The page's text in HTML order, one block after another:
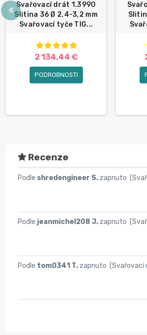
Svařovací drát 1.3990
Slitina 36 Ø 2,4-3,2 mm
Svařovací tyče TIG...
2 134,44 €
PODROBNOSTI
Recenze
Podle shredengineer S. zapnuto (
Podle jeanmichel208 J. zapnuto (
Podle tom0341 T. zapnuto (Svařovací